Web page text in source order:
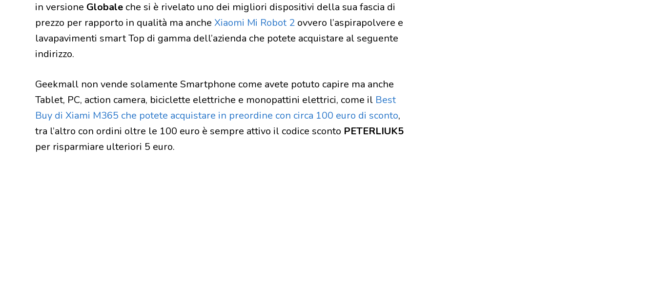
in versione Globale che si è rivelato uno dei migliori dispositivi della sua fascia di
prezzo per rapporto in qualità ma anche Xiaomi Mi Robot 2 ovvero l’aspirapolvere e
lavapavimenti smart Top di gamma dell’azienda che potete acquistare al seguente
indirizzo.
Geekmall non vende solamente Smartphone come avete potuto capire ma anche
Tablet, PC, action camera, biciclette elettriche e monopattini elettrici, come il Best
Buy di Xiami M365 che potete acquistare in preordine con circa 100 euro di sconto,
tra l’altro con ordini oltre le 100 euro è sempre attivo il codice sconto PETERLIUK5
per risparmiare ulteriori 5 euro.